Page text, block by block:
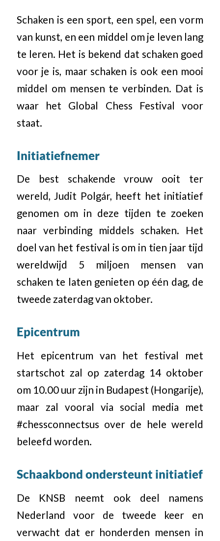
Schaken is een sport, een spel, een vorm
van kunst, en een middel om je leven lang
te leren. Het is bekend dat schaken goed
voor je is, maar schaken is ook een mooi
middel om mensen te verbinden. Dat is
waar het Global Chess Festival voor
staat.
Initiatiefnemer
De best schakende vrouw ooit ter
wereld, Judit Polgár, heeft het initiatief
genomen om in deze tijden te zoeken
naar verbinding middels schaken. Het
doel van het festival is om in tien jaar tijd
wereldwijd 5 miljoen mensen van
schaken te laten genieten op één dag, de
tweede zaterdag van oktober.
Epicentrum
Het epicentrum van het festival met
startschot zal op zaterdag 14 oktober
om 10.00 uur zijn in Budapest (Hongarije),
maar zal vooral via social media met
#chessconnectsus over de hele wereld
beleefd worden.
Schaakbond ondersteunt initiatief
De KNSB neemt ook deel namens
Nederland voor de tweede keer en
verwacht dat er honderden mensen in